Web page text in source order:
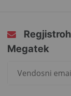
Megatek